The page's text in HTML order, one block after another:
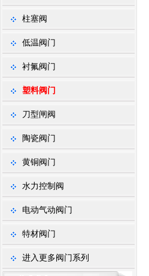
柱塞阀
低温阀门
衬氟阀门
塑料阀门
刀型闸阀
陶瓷阀门
黄铜阀门
水力控制阀
电动气动阀门
特材阀门
进入更多阀门系列